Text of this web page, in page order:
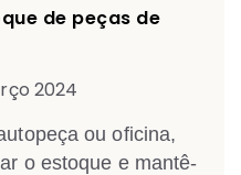
de peças de
2024
ou oficina,
o estoque e mantê-